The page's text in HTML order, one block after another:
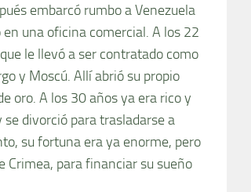
embarcó rumbo a Venezuela
una oficina comercial. A los 22
le llevó a ser contratado como
y Moscú. Allí abrió su propio
oro. A los 30 años ya era rico y
divorció para trasladarse a
su fortuna era ya enorme, pero
Crimea, para financiar su sueño